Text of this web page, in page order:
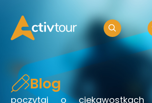
Blog
poczytaj o